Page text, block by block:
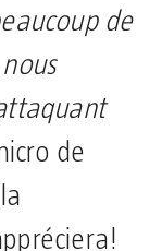
de
de